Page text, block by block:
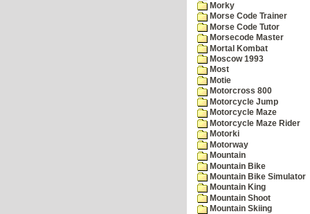
Morky
Morse Code Trainer
Morse Code Tutor
Morsecode Master
Mortal Kombat
Moscow 1993
Most
Motie
Motorcross 800
Motorcycle Jump
Motorcycle Maze
Motorcycle Maze Rider
Motorki
Motorway
Mountain
Mountain Bike
Mountain Bike Simulator
Mountain King
Mountain Shoot
Mountain Skiing